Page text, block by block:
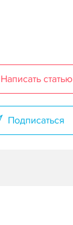
Написать статью
Подписаться